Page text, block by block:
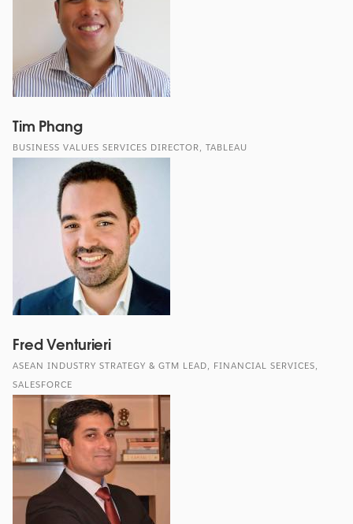
Tim Phang
BUSINESS VALUES SERVICES DIRECTOR, TABLEAU
Fred Venturieri
ASEAN INDUSTRY STRATEGY & GTM LEAD, FINANCIAL SERVICES,
SALESFORCE